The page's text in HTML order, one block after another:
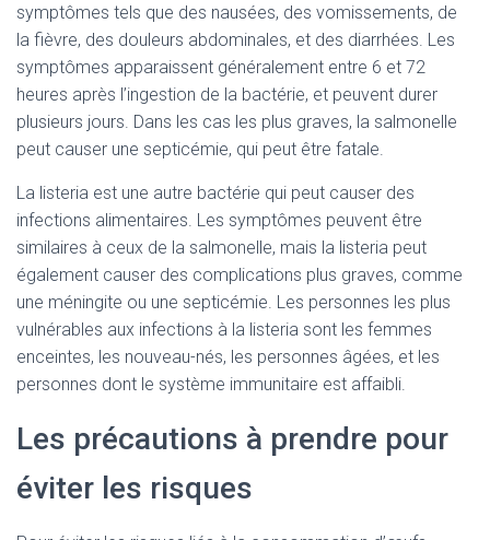
symptômes tels que des nausées, des vomissements, de
la fièvre, des douleurs abdominales, et des diarrhées. Les
symptômes apparaissent généralement entre 6 et 72
heures après l’ingestion de la bactérie, et peuvent durer
plusieurs jours. Dans les cas les plus graves, la salmonelle
peut causer une septicémie, qui peut être fatale.
La listeria est une autre bactérie qui peut causer des
infections alimentaires. Les symptômes peuvent être
similaires à ceux de la salmonelle, mais la listeria peut
également causer des complications plus graves, comme
une méningite ou une septicémie. Les personnes les plus
vulnérables aux infections à la listeria sont les femmes
enceintes, les nouveau-nés, les personnes âgées, et les
personnes dont le système immunitaire est affaibli.
Les précautions à prendre pour
éviter les risques